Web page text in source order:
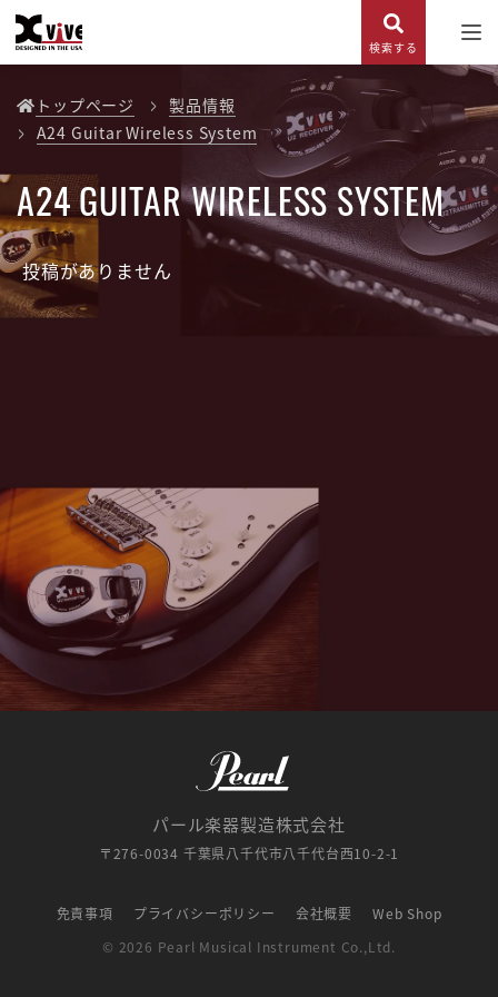
検索する
トップページ
製品情報
A24 Guitar Wireless System
A24 GUITAR WIRELESS SYSTEM
投稿がありません
パール楽器製造株式会社
〒276-0034 千葉県八千代市八千代台西10-2-1
免責事項 プライバシーポリシー 会社概要
Web Shop
© 2026 Pearl Musical Instrument Co.,Ltd.